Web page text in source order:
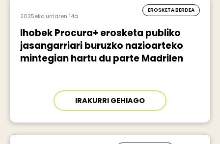
2025eko urriaren 14a
EROSKETA BERDEA
Ihobek Procura+ erosketa publiko
jasangarriari buruzko nazioarteko
mintegian hartu du parte Madrilen
IRAKURRI GEHIAGO